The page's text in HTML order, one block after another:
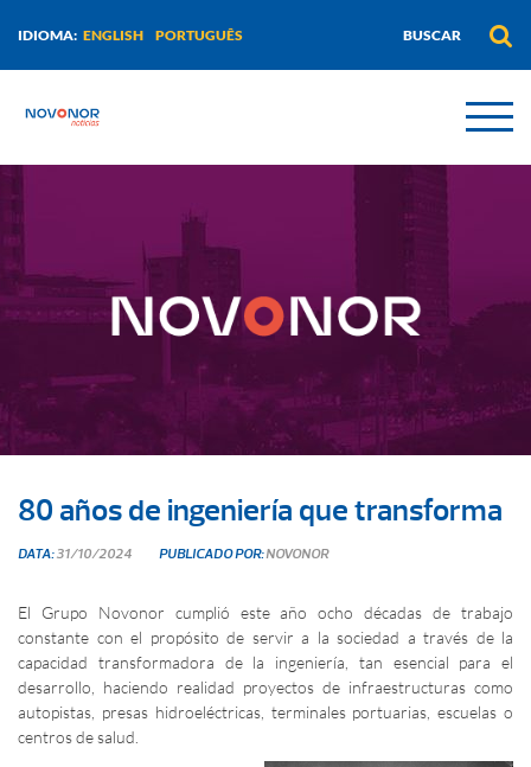
IDIOMA: ENGLISH PORTUGUÊS
80 años de ingeniería que transforma
DATA:31/10/2024 PUBLICADO POR:NOVONOR
El Grupo Novonor cumplió este año ocho décadas de trabajo
constante con el propósito de servir a la sociedad a través de la
capacidad transformadora de la ingeniería, tan esencial para el
desarrollo, haciendo realidad proyectos de infraestructuras como
autopistas, presas hidroeléctricas, terminales portuarias, escuelas o
centros de salud.